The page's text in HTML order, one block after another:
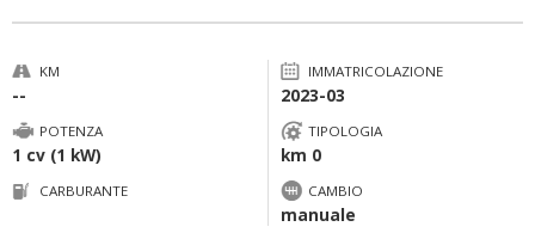
KM
--
IMMATRICOLAZIONE
2023-03
POTENZA
1 cv (1 kW)
TIPOLOGIA
km 0
CARBURANTE CAMBIO
manuale